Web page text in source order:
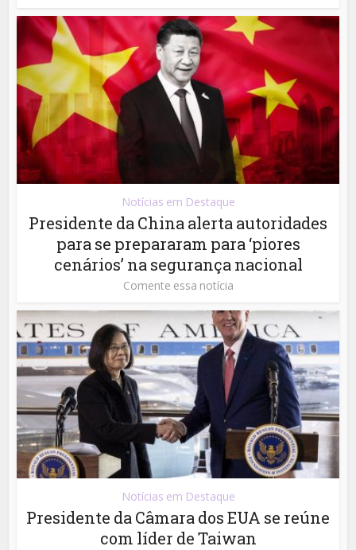
Notícias em Destaque
Presidente da China alerta autoridades
para se prepararam para ‘piores
cenários’ na segurança nacional
Comente essa notícia
Notícias em Destaque
Presidente da Câmara dos EUA se reúne
com líder de Taiwan